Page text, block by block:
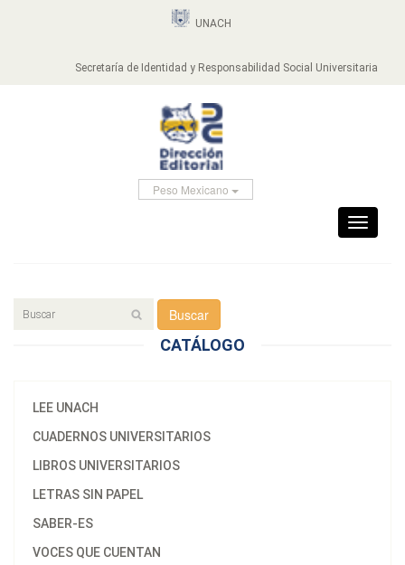
UNACH
Secretaría de Identidad y Responsabilidad Social Universitaria
Peso Mexicano
Toggle
Buscar
CATÁLOGO
LEE UNACH
CUADERNOS UNIVERSITARIOS
LIBROS UNIVERSITARIOS
LETRAS SIN PAPEL
SABER-ES
VOCES QUE CUENTAN